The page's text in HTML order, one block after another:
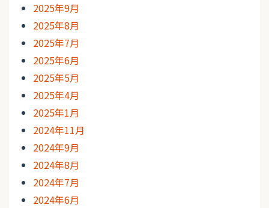
2025年9月
2025年8月
2025年7月
2025年6月
2025年5月
2025年4月
2025年1月
2024年11月
2024年9月
2024年8月
2024年7月
2024年6月